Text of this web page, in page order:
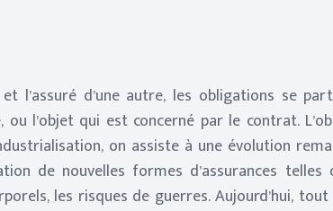
l’assuré d’une autre, les obligations se
l’objet qui est concerné par le contrat.
on assiste à une évolution
de nouvelles formes d’assurances
les risques de guerres. Aujourd’hui,